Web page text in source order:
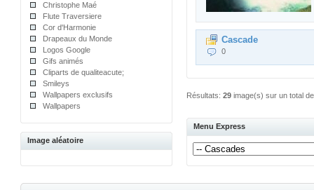
Christophe Maé
Flute Traversiere
Cor d'Harmonie
Drapeaux du Monde
Logos Google
Gifs animés
Cliparts de qualiteacute;
Smileys
Wallpapers exclusifs
Wallpapers
Image aléatoire
Cascade
0
Résultats:29image(s) sur un total
Menu Express